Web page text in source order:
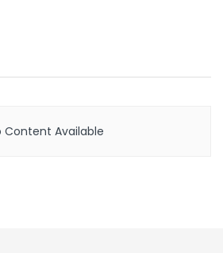
Content Available